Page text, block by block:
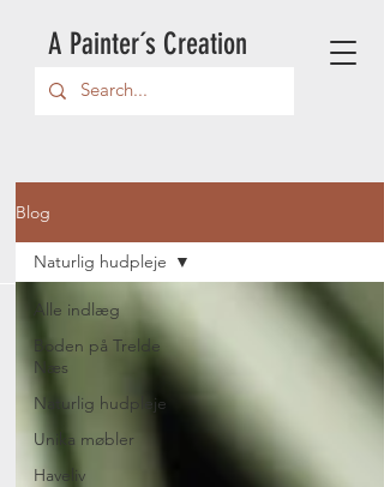
A Painter´s Creation
Blog
Alle indlæg
Boden på Trelde
Næs
Naturlig hudpleje
Unika møbler
Haveliv
Naturlig hudpleje